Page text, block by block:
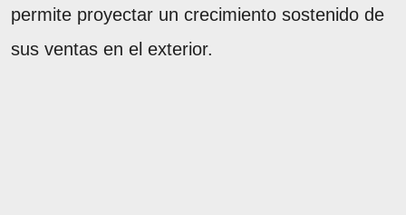
permite proyectar un crecimiento sostenido de
sus ventas en el exterior.